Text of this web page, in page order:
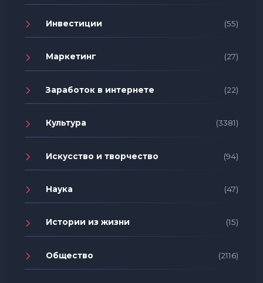
Инвестиции (55)
Маркетинг (27)
Заработок в интернете (22)
Культура (3381)
Искусство и творчество (94)
Наука (47)
Истории из жизни (15)
Общество (2116)